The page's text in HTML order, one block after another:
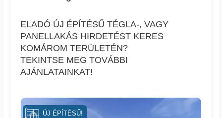
ELADÓ ÚJ ÉPÍTÉSŰ TÉGLA-, VAGY
PANELLAKÁS HIRDETÉST KERES
KOMÁROM TERÜLETÉN?
TEKINTSE MEG TOVÁBBI
AJÁNLATAINKAT!
ÚJ ÉPÍTÉSŰ!